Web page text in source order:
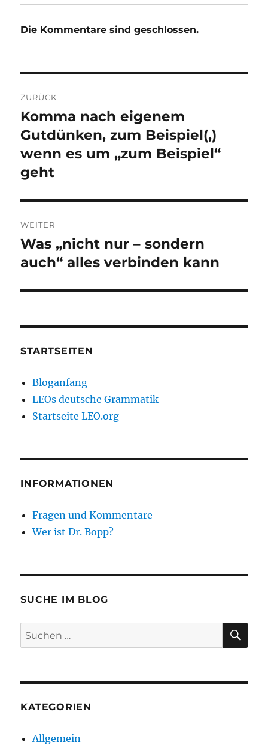
Die Kommentare sind geschlossen.
ZURÜCK
Vorheriger
Beitrag:
Komma nach eigenem
Gutdünken, zum Beispiel(,)
wenn es um „zum Beispiel“
geht
WEITER
Nächster
Beitrag:
Was „nicht nur – sondern
auch“ alles verbinden kann
STARTSEITEN
Bloganfang
LEOs deutsche Grammatik
Startseite LEO.org
INFORMATIONEN
Fragen und Kommentare
Wer ist Dr. Bopp?
SUCHE IM BLOG
Suchen
nach:
KATEGORIEN
Allgemein